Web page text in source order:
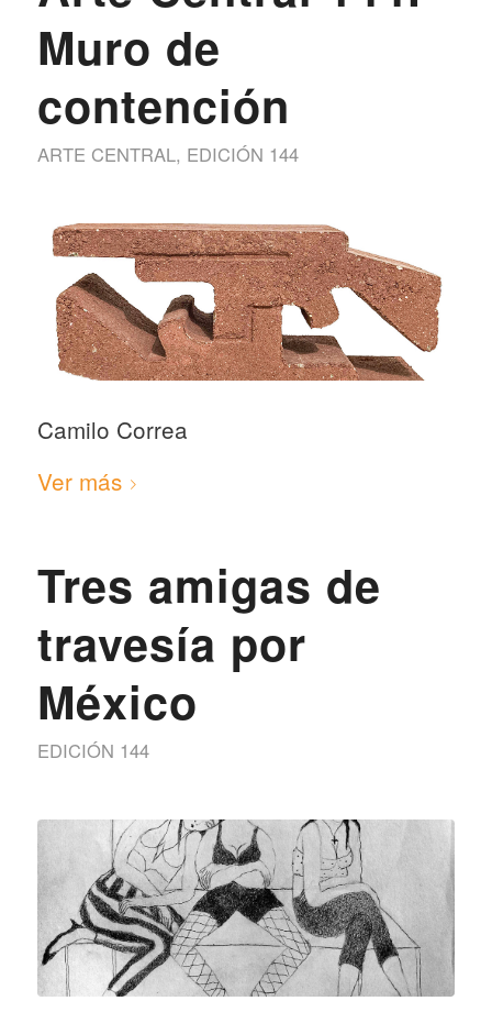
Muro de
contención
ARTE CENTRAL, EDICIÓN 144
Camilo Correa
Ver más
Tres amigas de
travesía por
México
EDICIÓN 144